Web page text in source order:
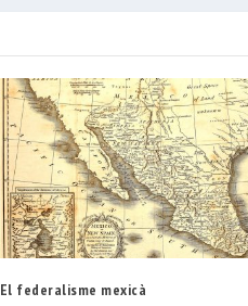
El federalisme mexicà